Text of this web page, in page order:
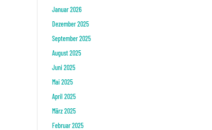
Januar 2026
Dezember 2025
September 2025
August 2025
Juni 2025
Mai 2025
April 2025
März 2025
Februar 2025